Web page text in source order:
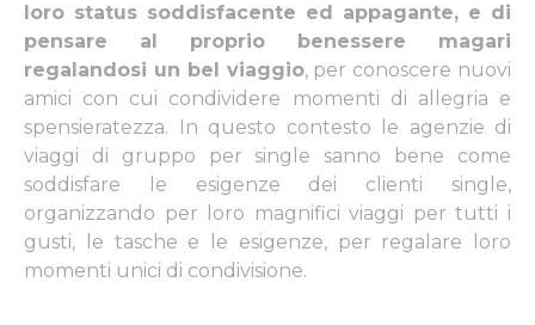
loro status soddisfacente ed appagante, e di
pensare al proprio benessere magari
regalandosi un bel viaggio, per conoscere nuovi
amici con cui condividere momenti di allegria e
spensieratezza. In questo contesto le agenzie di
viaggi di gruppo per single sanno bene come
soddisfare le esigenze dei clienti single,
organizzando per loro magnifici viaggi per tutti i
gusti, le tasche e le esigenze, per regalare loro
momenti unici di condivisione.